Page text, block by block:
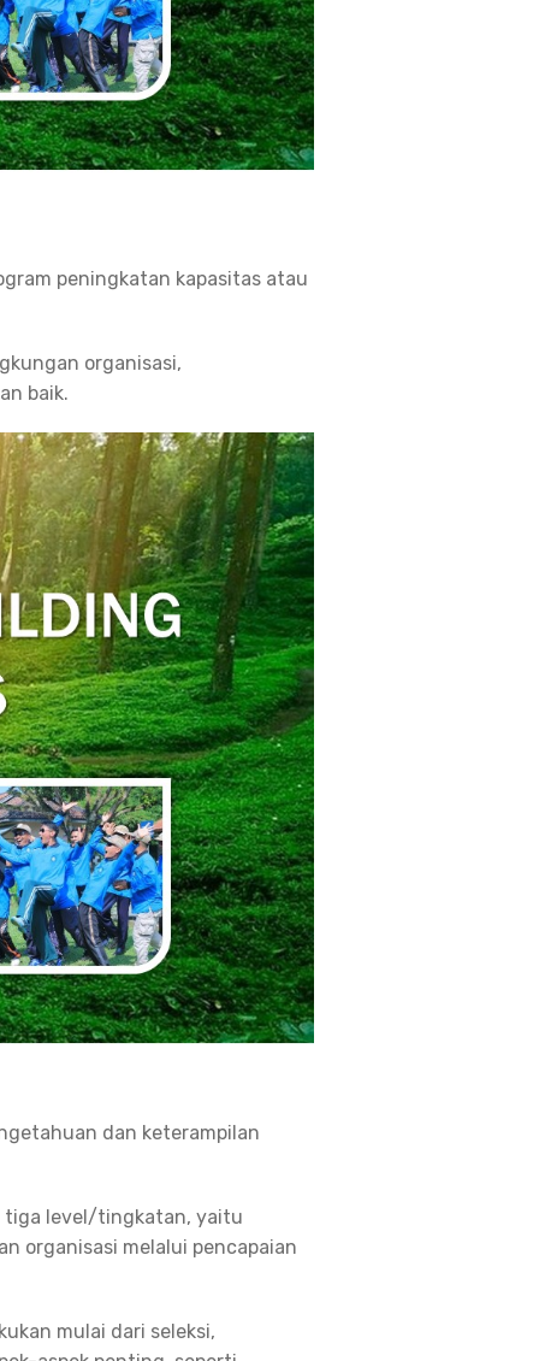
peningkatan kapasitas atau
organisasi,
baik.
dan keterampilan
tiga level/tingkatan, yaitu
organisasi melalui pencapaian
mulai dari seleksi,